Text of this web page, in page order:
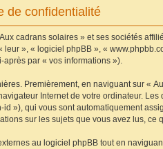
de confidentialité
cadrans solaires » et ses sociétés
», « logiciel phpBB », «
après par « vos informations »).
Premièrement, en naviguant sur «
Internet de votre ordinateur.
»), qui vous sont automatiquement
sur les sujets que vous avez lus, ce
au logiciel phpBB tout en